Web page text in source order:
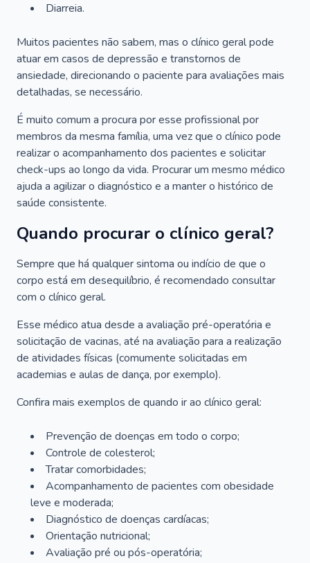
Diarreia.
Muitos pacientes não sabem, mas o clínico geral pode
atuar em casos de depressão e transtornos de
ansiedade, direcionando o paciente para avaliações mais
detalhadas, se necessário.
É muito comum a procura por esse profissional por
membros da mesma família, uma vez que o clínico pode
realizar o acompanhamento dos pacientes e solicitar
check-ups ao longo da vida. Procurar um mesmo médico
ajuda a agilizar o diagnóstico e a manter o histórico de
saúde consistente.
Quando procurar o clínico geral?
Sempre que há qualquer sintoma ou indício de que o
corpo está em desequilíbrio, é recomendado consultar
com o clínico geral.
Esse médico atua desde a avaliação pré-operatória e
solicitação de vacinas, até na avaliação para a realização
de atividades físicas (comumente solicitadas em
academias e aulas de dança, por exemplo).
Confira mais exemplos de quando ir ao clínico geral:
Prevenção de doenças em todo o corpo;
Controle de colesterol;
Tratar comorbidades;
Acompanhamento de pacientes com obesidade
leve e moderada;
Diagnóstico de doenças cardíacas;
Orientação nutricional;
Avaliação pré ou pós-operatória;